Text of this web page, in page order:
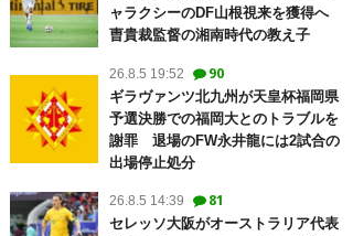
ャラクシーのDF山根視来を獲得へ
曺貴裁監督の湘南時代の教え子
26.8.5 19:52 90
ギラヴァンツ北九州が天皇杯福岡県
予選決勝での福岡大とのトラブルを
謝罪 退場のFW永井龍には2試合の
出場停止処分
26.8.5 14:39 81
セレッソ大阪がオーストラリア代表